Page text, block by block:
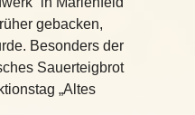
gebacken,
Besonders der
Sauerteigbrot
„Altes